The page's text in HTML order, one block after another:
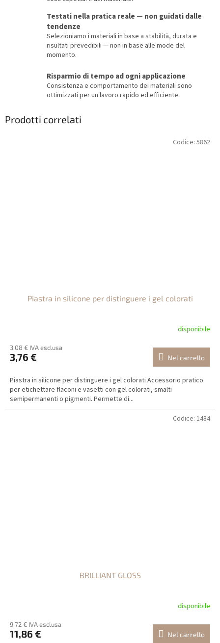
Testati nella pratica reale — non guidati dalle
tendenze
Selezioniamo i materiali in base a stabilità, durata e
risultati prevedibili — non in base alle mode del
momento.
Risparmio di tempo ad ogni applicazione
Consistenza e comportamento dei materiali sono
ottimizzati per un lavoro rapido ed efficiente.
Prodotti correlati
Piastra in silicone per distinguere i gel colorati
disponibile
3,08 € IVA esclusa
3,76 € Nel carrello
Piastra in silicone per distinguere i gel colorati Accessorio pratico
per etichettare flaconi e vasetti con gel colorati, smalti
semipermanenti o pigmenti. Permette di...
Codice: 5862
BRILLIANT GLOSS
disponibile
9,72 € IVA esclusa
11,86 € Nel carrello
Codice: 1484